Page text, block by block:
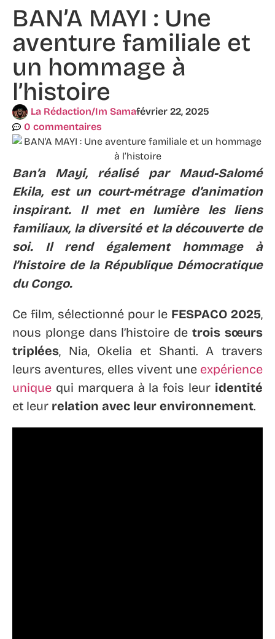
BAN’A MAYI : Une
aventure familiale et
un hommage à
l’histoire
La Rédaction/Im Samafévrier 22, 2025
0 commentaires
Ban’a Mayi, réalisé par Maud-Salomé
Ekila, est un court-métrage d’animation
inspirant. Il met en lumière les liens
familiaux, la diversité et la découverte de
soi. Il rend également hommage à
l’histoire de la République Démocratique
du Congo.
Ce film, sélectionné pour le FESPACO 2025,
nous plonge dans l’histoire detrois sœurs
triplées, Nia, Okelia et Shanti. A travers
leurs aventures, elles vivent une expérience
unique qui marquera à la fois leur identité
et leur relation avec leur environnement.